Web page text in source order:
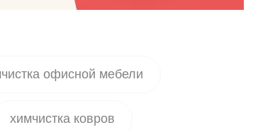
офисной мебели
химчистка ковров